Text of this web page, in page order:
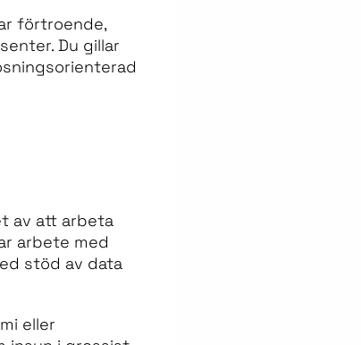
förtroende,
Du gillar
av att arbeta
arbete med
stöd av data
eller